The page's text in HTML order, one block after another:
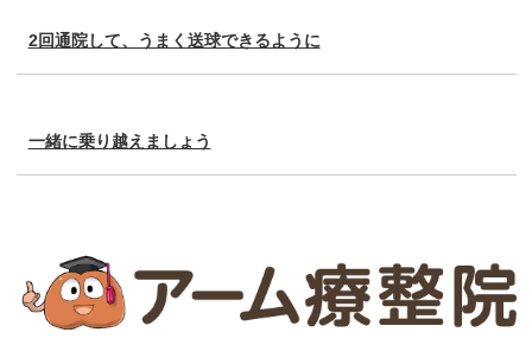
2回通院して、うまく送球できるように
一緒に乗り越えましょう